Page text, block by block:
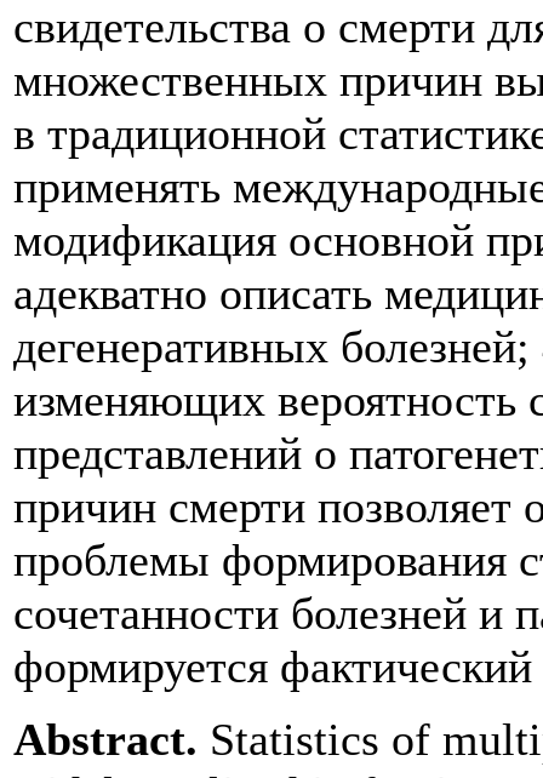
свидетельства о смерти
множественных причин
в традиционной
применять
модификация основной
адекватно описать
дегенеративных
изменяющих вероятность
представлений о
причин смерти позволяет
проблемы формирования
сочетанности болезней и
формируется
Abstract. Statistics of